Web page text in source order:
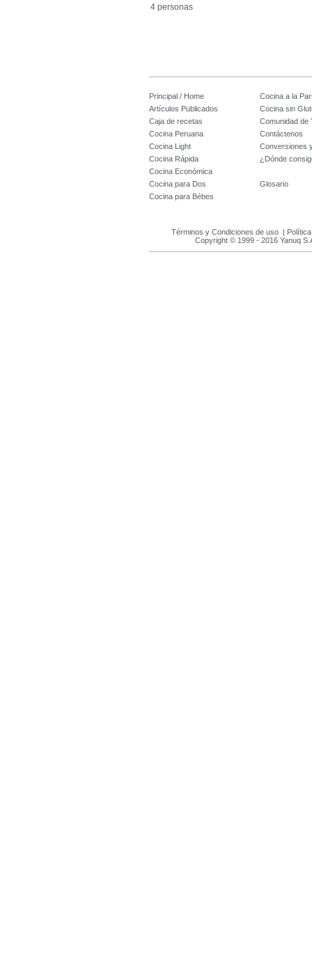
4 personas
Principal / Home
Cocina a la
Artículos Publicados
Cocina sin
Caja de recetas
Comunidad de
Cocina Peruana
Contáctenos
Cocina Light
Conversiones
Cocina Rápida
¿Dónde
Cocina Económica
Cocina para Dos
Glosario
Cocina para Bébes
Términos y Condiciones de uso |
Copyright © 1999 - 2016 Yanuq